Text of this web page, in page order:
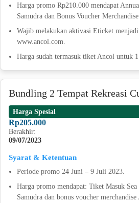
Harga promo Rp210.000 mendapat
Samudra dan Bonus Voucher
Wajib melakukan aktivasi Eticket
www.ancol.com.
Harga sudah termasuk tiket Ancol untuk
Bundling 2 Tempat Rekreasi
Harga Spesial
Rp205.000
Berakhir:
09/07/2023
Syarat & Ketentuan
Periode promo 24 Juni – 9 Juli 2023.
Harga promo mendapat: Tiket Masuk
Samudra dan bonus voucher